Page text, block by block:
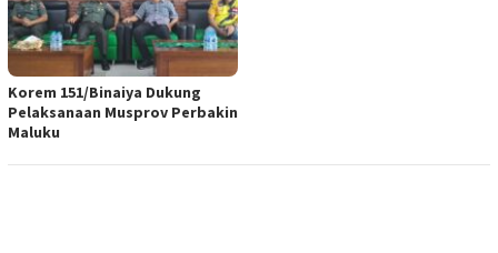
Korem 151/Binaiya Dukung
Pelaksanaan Musprov Perbakin
Maluku